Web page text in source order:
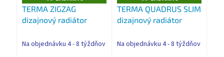
A
D
A
R
O
TERMA ZIGZAG
dizajnový radiátor
Na objednávku 4 - 8 týždňov
A
D
A
R
O
TERMA QUADRUS SLIM
dizajnový radiátor
Na objednávku 4 - 8 týždňov